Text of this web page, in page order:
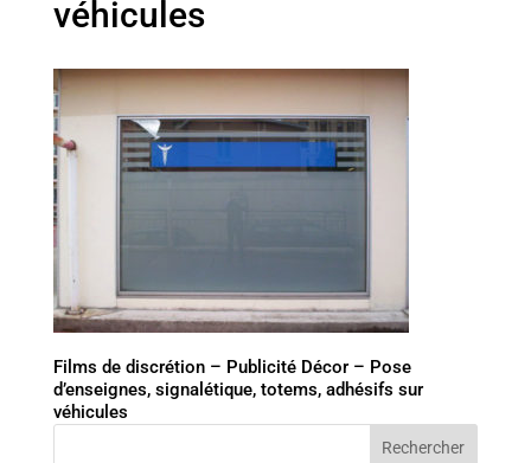
véhicules
Films de discrétion – Publicité Décor – Pose
d’enseignes, signalétique, totems, adhésifs sur
véhicules